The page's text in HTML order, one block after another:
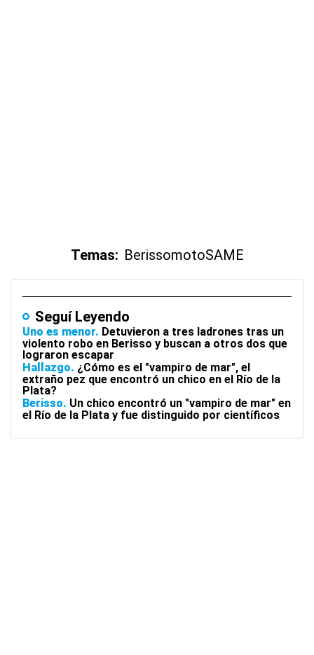
Temas: BerissomotoSAME
Seguí Leyendo
Uno es menor
Detuvieron a tres ladrones tras un
violento robo en Berisso y buscan a otros dos que
lograron escapar
Hallazgo ¿Cómo es el "vampiro de mar", el
extraño pez que encontró un chico en el Río de la
Plata?
Berisso Un chico encontró un "vampiro de mar" en
el Río de la Plata y fue distinguido por científicos